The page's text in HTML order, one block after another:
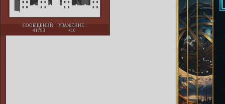
СООБЩЕНИЙ:
41793
УВАЖЕНИЕ:
+10